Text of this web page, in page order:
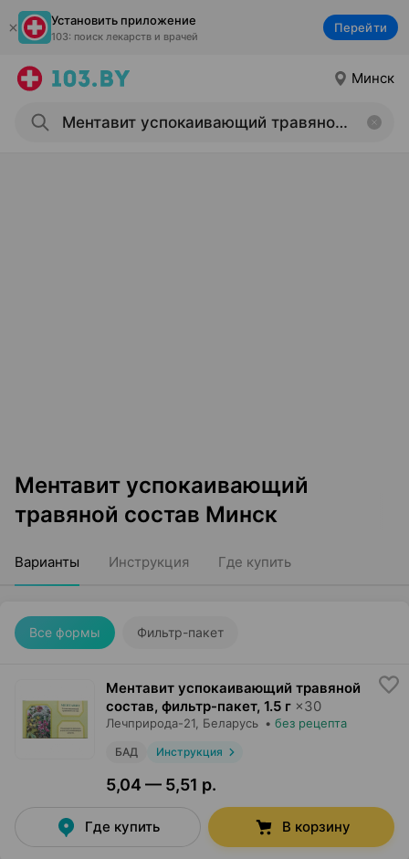
Установить приложение
103: поиск лекарств и врачей
Перейти
Минск
Ментавит успокаивающий
травяной состав Минск
Варианты Инструкция Где купить
Все формы Фильтр-пакет
Ментавит успокаивающий травяной
состав, фильтр-пакет, 1.5 г ×30
Лечприрода-21 , Беларусь • без рецепта
БАД Инструкция
5,04 — 5,51 р.
Где купить В корзину